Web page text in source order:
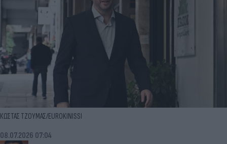
ΚΩΣΤΑΣ ΤΖΟΥΜΑΣ/EUROKINISSI
08.07.2026 07:04